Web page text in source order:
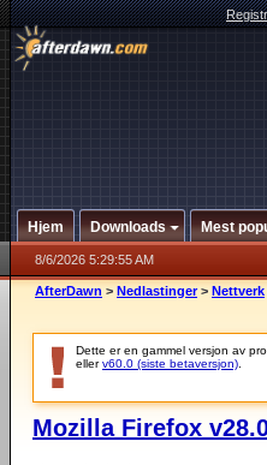
Hjem Downloads Mest
8/6/2026 5:29:55 AM
AfterDawn > Nedlastinger > Nettverk
Dette er en gammel versjon av
ellerv60.0 (siste betaversjon)
Mozilla Firefox